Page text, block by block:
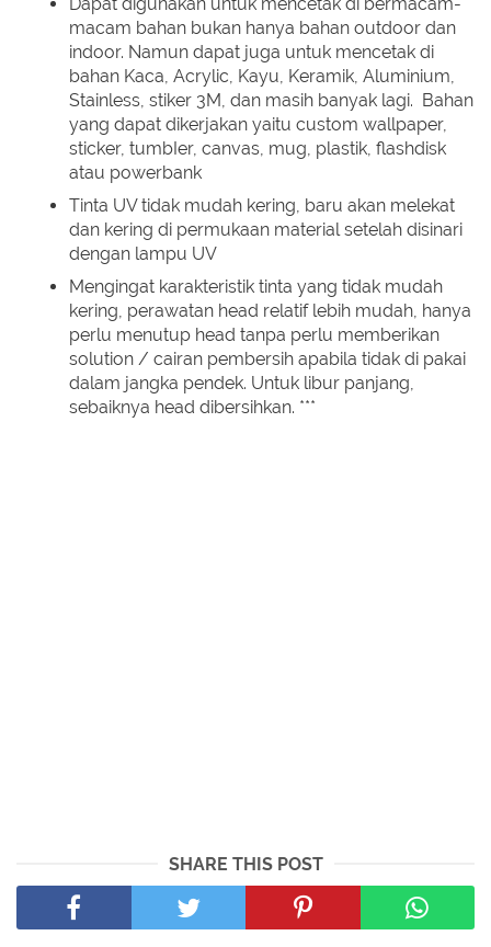
macam bahan bukan hanya bahan outdoor dan
indoor. Namun dapat juga untuk mencetak di
bahan Kaca, Acrylic, Kayu, Keramik, Aluminium,
Stainless, stiker 3M, dan masih banyak lagi. Bahan
yang dapat dikerjakan yaitu custom wallpaper,
sticker, tumbIer, canvas, mug, plastik, flashdisk
atau powerbank
Tinta UV tidak mudah kering, baru akan melekat
dan kering di permukaan material setelah disinari
dengan lampu UV
Mengingat karakteristik tinta yang tidak mudah
kering, perawatan head relatif lebih mudah, hanya
perlu menutup head tanpa perlu memberikan
solution / cairan pembersih apabila tidak di pakai
dalam jangka pendek. Untuk libur panjang,
sebaiknya head dibersihkan. ***
SHARE THIS POST